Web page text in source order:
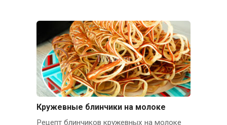
Кружевные блинчики на молоке
Рецепт блинчиков кружевных на молоке